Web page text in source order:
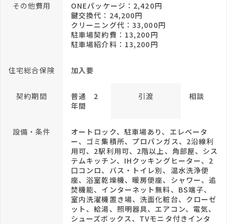
その他費用
ONEパッケージ：2,420円
鍵交換代：24,200円
クリーニング代：33,000円
駐車場契約費：13,200円
駐車場紹介料：13,200円
住宅総合保険 加入要
契約期間
普通 2
年間
引渡 相談
設備・条件
オートロック、駐車場あり、エレベータ
ー、ゴミ集積所、プロパンガス、2沿線利
用可、2駅利用可、2階以上、角部屋、シス
テムキッチン、IHクッキングヒーター、2
口コンロ、バス・トイレ別、温水洗浄便
座、浴室乾燥機、暖房便座、シャワー、追
焚機能、インターネット無料、BS端子、
室内洗濯機置き場、洗面化粧台、クローゼ
ット、給湯、照明器具、エアコン、電気、
シューズボックス、TVモニタ付きインタ